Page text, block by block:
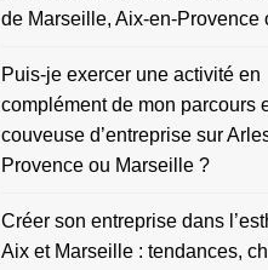
de Marseille, Aix-en-Provence
Puis-je exercer une activité en
complément de mon parcours
couveuse d’entreprise sur
Provence ou Marseille ?
Créer son entreprise dans
Aix et Marseille : tendances,